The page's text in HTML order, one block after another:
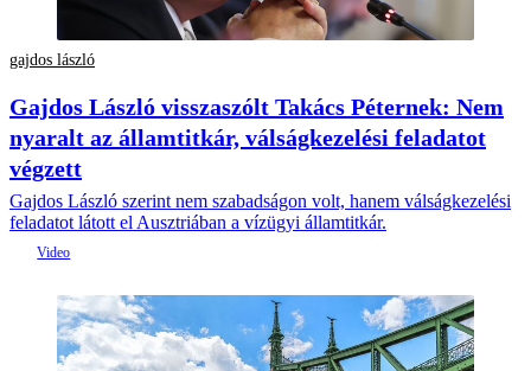
gajdos lászló
Gajdos László visszaszólt Takács Péternek: Nem
nyaralt az államtitkár, válságkezelési feladatot
végzett
Gajdos László szerint nem szabadságon volt, hanem válságkezelési
feladatot látott el Ausztriában a vízügyi államtitkár.